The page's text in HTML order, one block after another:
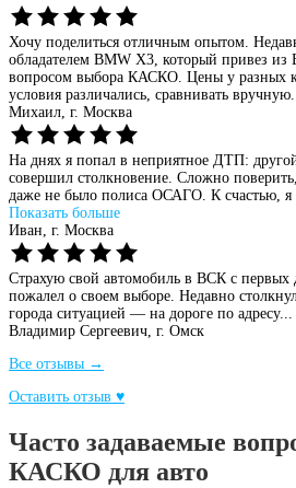
Хочу поделиться отличным опытом.
обладателем BMW X3, который привез из
вопросом выбора КАСКО. Цены у разных
условия различались, сравнивать
Михаил, г. Москва
На днях я попал в неприятное ДТП:
совершил столкновение. Сложно
даже не было полиса ОСАГО. К счастью, я
Показать больше
Иван, г. Москва
Страхую свой автомобиль в ВСК с первых
пожалел о своем выборе. Недавно
города ситуацией — на дороге по адресу...
Владимир Сергеевич, г. Омск
Все отзывы →
Оставить отзыв ♥
Часто задаваемые
КАСКО для авто